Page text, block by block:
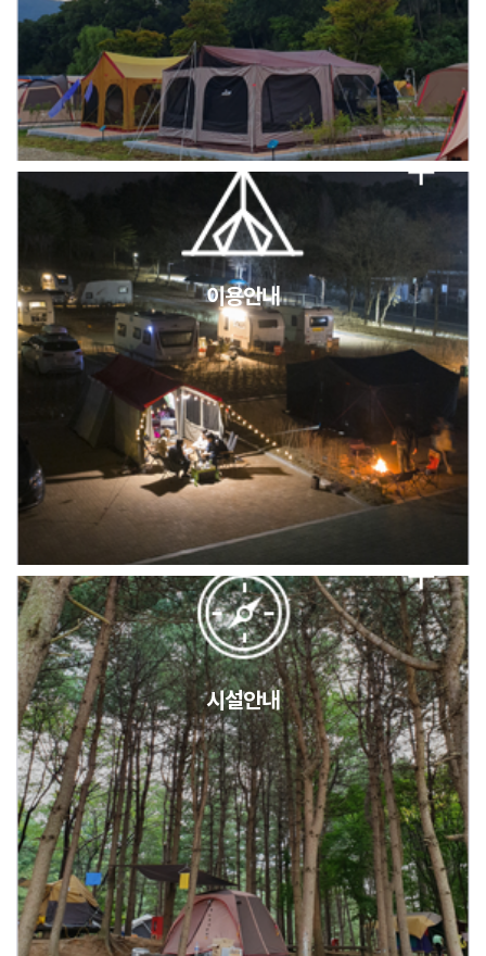
2026년 5월 캠핑장 안점 점검의 날 변경 안내
캠핑장(9월1일~6일) 미운영 공지
2026년 5월 캠핑장 안점 점검의 날 변경 안내
캠핑장(9월1일~6일) 미운영 공지
[6/1]전산시스템 점검 및 안정화에 따른 서비스 이용 제한 안내
이용안내
시설안내